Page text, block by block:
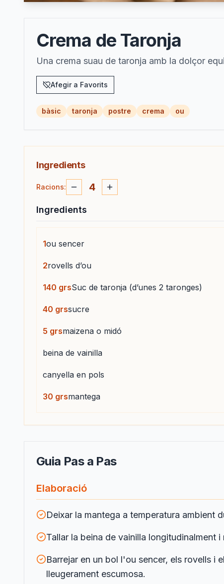
Crema de Taronja
Una crema suau de taronja amb la dolçor
Afegir a Favorits
bàsic taronja postre crema ou
Ingredients
Racions: 4
Ingredients
1ou sencer
2rovells d’ou
140 grsSuc de taronja (d’unes 2 taronges)
40 grssucre
5 grsmaizena o midó
beina de vainilla
canyella en pols
30 grsmantega
Guia Pas a Pas
Elaboració
Deixar la mantega a temperatura ambient
Tallar la beina de vainilla longitudinalment
Barrejar en un bol l'ou sencer, els rovells i
lleugerament escumosa.